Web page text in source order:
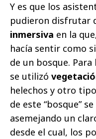
Y es que los
pudieron disfrutar
inmersiva en la
hacía sentir como
de un bosque.
se utilizó
helechos y otro
de este “bosque”
asemejando un
desde el cual, los